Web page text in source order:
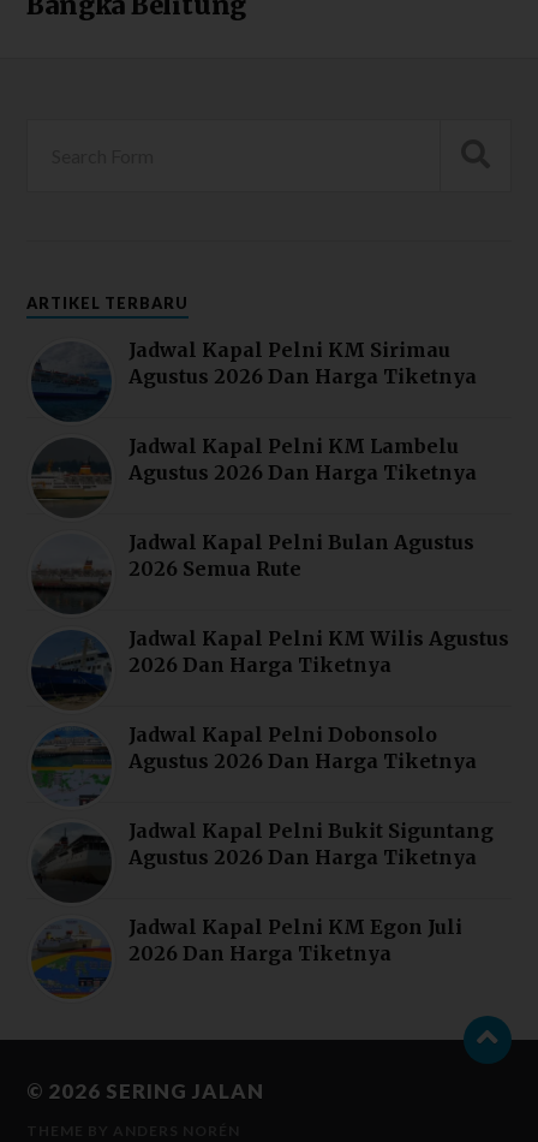
ARTIKEL TERBARU
Jadwal Kapal Pelni KM Sirimau
Agustus 2026 Dan Harga Tiketnya
Jadwal Kapal Pelni KM Lambelu
Agustus 2026 Dan Harga Tiketnya
Jadwal Kapal Pelni Bulan Agustus
2026 Semua Rute
Jadwal Kapal Pelni KM Wilis Agustus
2026 Dan Harga Tiketnya
Jadwal Kapal Pelni Dobonsolo
Agustus 2026 Dan Harga Tiketnya
Jadwal Kapal Pelni Bukit Siguntang
Agustus 2026 Dan Harga Tiketnya
Jadwal Kapal Pelni KM Egon Juli
2026 Dan Harga Tiketnya
© 2026 SERING JALAN